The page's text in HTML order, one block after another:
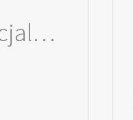
Pedagog specjalny / Pedagożka specjalna